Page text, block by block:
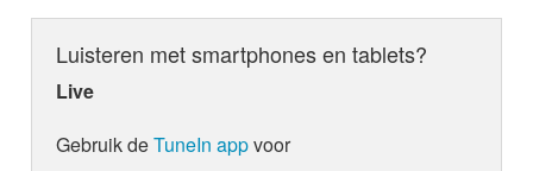
Luisteren met smartphones en tablets?
Live
Gebruik deTuneIn appvoor